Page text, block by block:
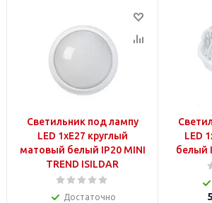
Светильник под лампу
LED 1xE27 круглый
матовый белый IP20 MINI
TREND ISILDAR
Достаточно
LED
белый